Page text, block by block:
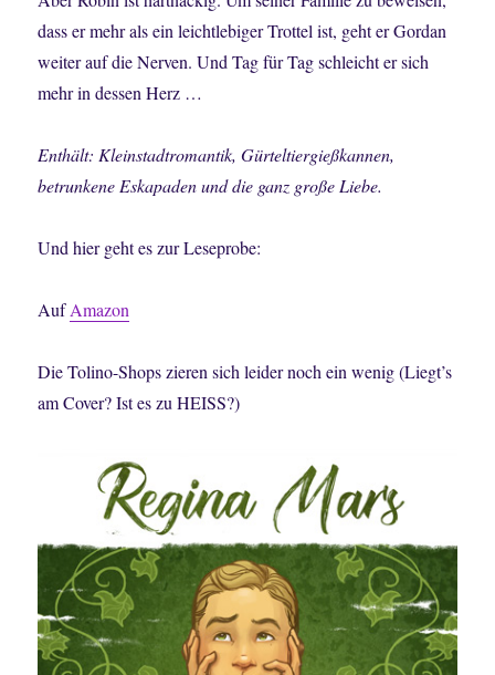
dass er mehr als ein leichtlebiger Trottel ist, geht er Gordan
weiter auf die Nerven. Und Tag für Tag schleicht er sich
mehr in dessen Herz …
Enthält: Kleinstadtromantik, Gürteltiergießkannen,
betrunkene Eskapaden und die ganz große Liebe.
Und hier geht es zur Leseprobe:
AufAmazon
Die Tolino-Shops zieren sich leider noch ein wenig (Liegt’s
am Cover? Ist es zu HEISS?)